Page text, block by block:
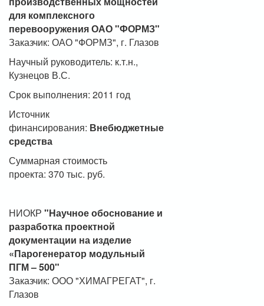
для комплексного
перевооружения ОАО "ФОРМЗ"
Заказчик: ОАО "ФОРМЗ", г. Глазов
Научный руководитель: к.т.н.,
Кузнецов В.С.
Срок выполнения: 2011 год
Источник
финансирования: Внебюджетные
средства
Суммарная стоимость
проекта: 370 тыс. руб.
НИОКР "Научное обоснование и
разработка проектной
документации на изделие
«Парогенератор модульный
ПГМ – 500"
Заказчик: ООО "ХИМАГРЕГАТ", г.
Глазов